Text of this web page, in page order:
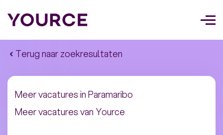
Terug naar zoekresultaten
Meer vacatures inParamaribo
Meer vacatures van Yource